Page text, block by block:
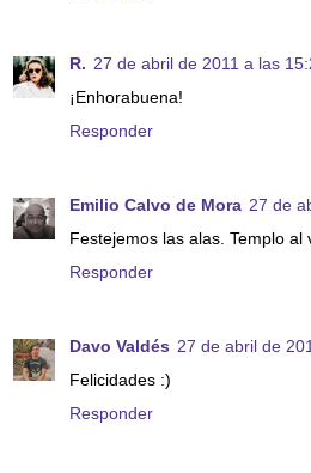
R. 27 de abril de 2011 a las
¡Enhorabuena!
Responder
Emilio Calvo de Mora 27 de
Festejemos las alas. Templo al
Responder
Davo Valdés 27 de abril de
Felicidades :)
Responder